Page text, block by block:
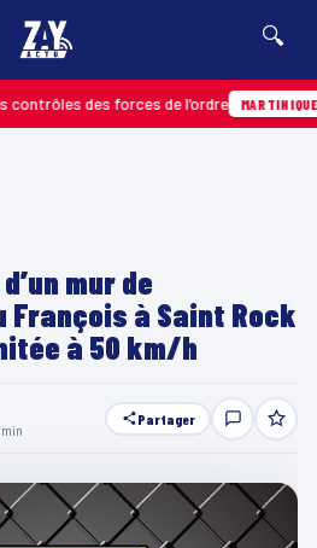
🔍
des forces de l’ordre MARTINIQUE
mur de
François à Saint Rock
à 50 km/h
Partager